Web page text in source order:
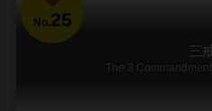
No.25
三
The 3